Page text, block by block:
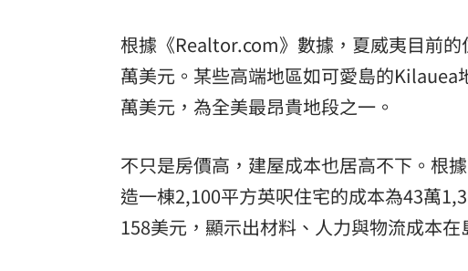
根據《Realtor.com》數據，夏威夷目前
萬美元。某些高端地區如可愛島的
萬美元，為全美最昂貴地段之一。
不只是房價高，建屋成本也居高不下。根
造一棟2,100平方英呎住宅的成本為43萬
158美元，顯示出材料、人力與物流成本在